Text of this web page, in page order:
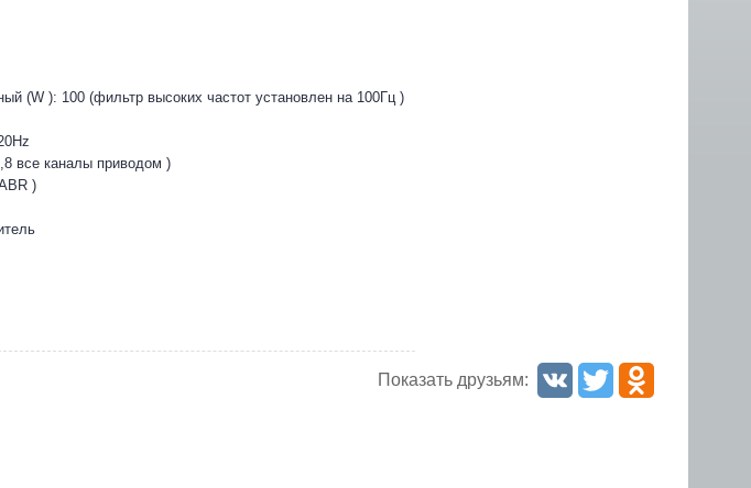
(W ): 100 (фильтр высоких частот установлен на 100Гц )
все каналы приводом )
)
Показать друзьям: